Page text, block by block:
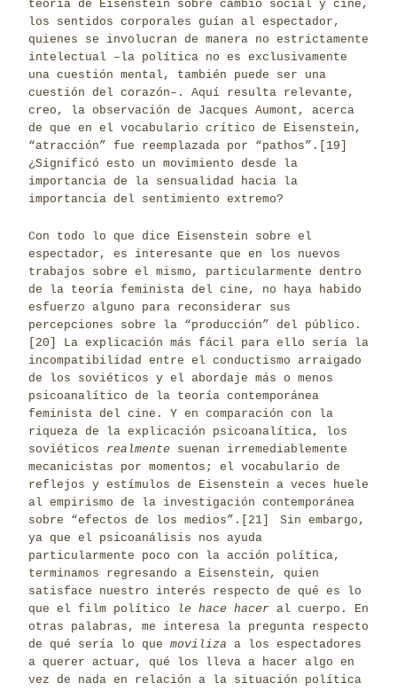
teoría de Eisenstein sobre cambio social y cine,
los sentidos corporales guían al espectador,
quienes se involucran de manera no estrictamente
intelectual –la política no es exclusivamente
una cuestión mental, también puede ser una
cuestión del corazón–. Aquí resulta relevante,
creo, la observación de Jacques Aumont, acerca
de que en el vocabulario crítico de Eisenstein,
“atracción” fue reemplazada por “pathos”. [19]
¿Significó esto un movimiento desde la
importancia de la sensualidad hacia la
importancia del sentimiento extremo?
Con todo lo que dice Eisenstein sobre el
espectador, es interesante que en los nuevos
trabajos sobre el mismo, particularmente dentro
de la teoría feminista del cine, no haya habido
esfuerzo alguno para reconsiderar sus
percepciones sobre la “producción” del público.
[20]
La explicación más fácil para ello sería la
incompatibilidad entre el conductismo arraigado
de los soviéticos y el abordaje más o menos
psicoanalítico de la teoría contemporánea
feminista del cine. Y en comparación con la
riqueza de la explicación psicoanalítica, los
soviéticos realmente suenan irremediablemente
mecanicistas por momentos; el vocabulario de
reflejos y estímulos de Eisenstein a veces huele
al empirismo de la investigación contemporánea
sobre “efectos de los medios”. [21]
Sin embargo,
ya que el psicoanálisis nos ayuda
particularmente poco con la acción política,
terminamos regresando a Eisenstein, quien
satisface nuestro interés respecto de qué es lo
que el film político
le hace hacer al cuerpo. En
otras palabras, me interesa la pregunta respecto
de qué sería lo que moviliza a los espectadores
a querer actuar, qué los lleva a hacer algo en
vez de nada en relación a la situación política